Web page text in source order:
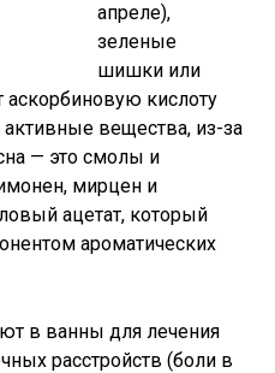
апреле),
зеленые
шишки или
кислоту
вещества, из-за
— это смолы и
мирцен и
ацетат, который
ароматических
в ванны для лечения
расстройств (боли в